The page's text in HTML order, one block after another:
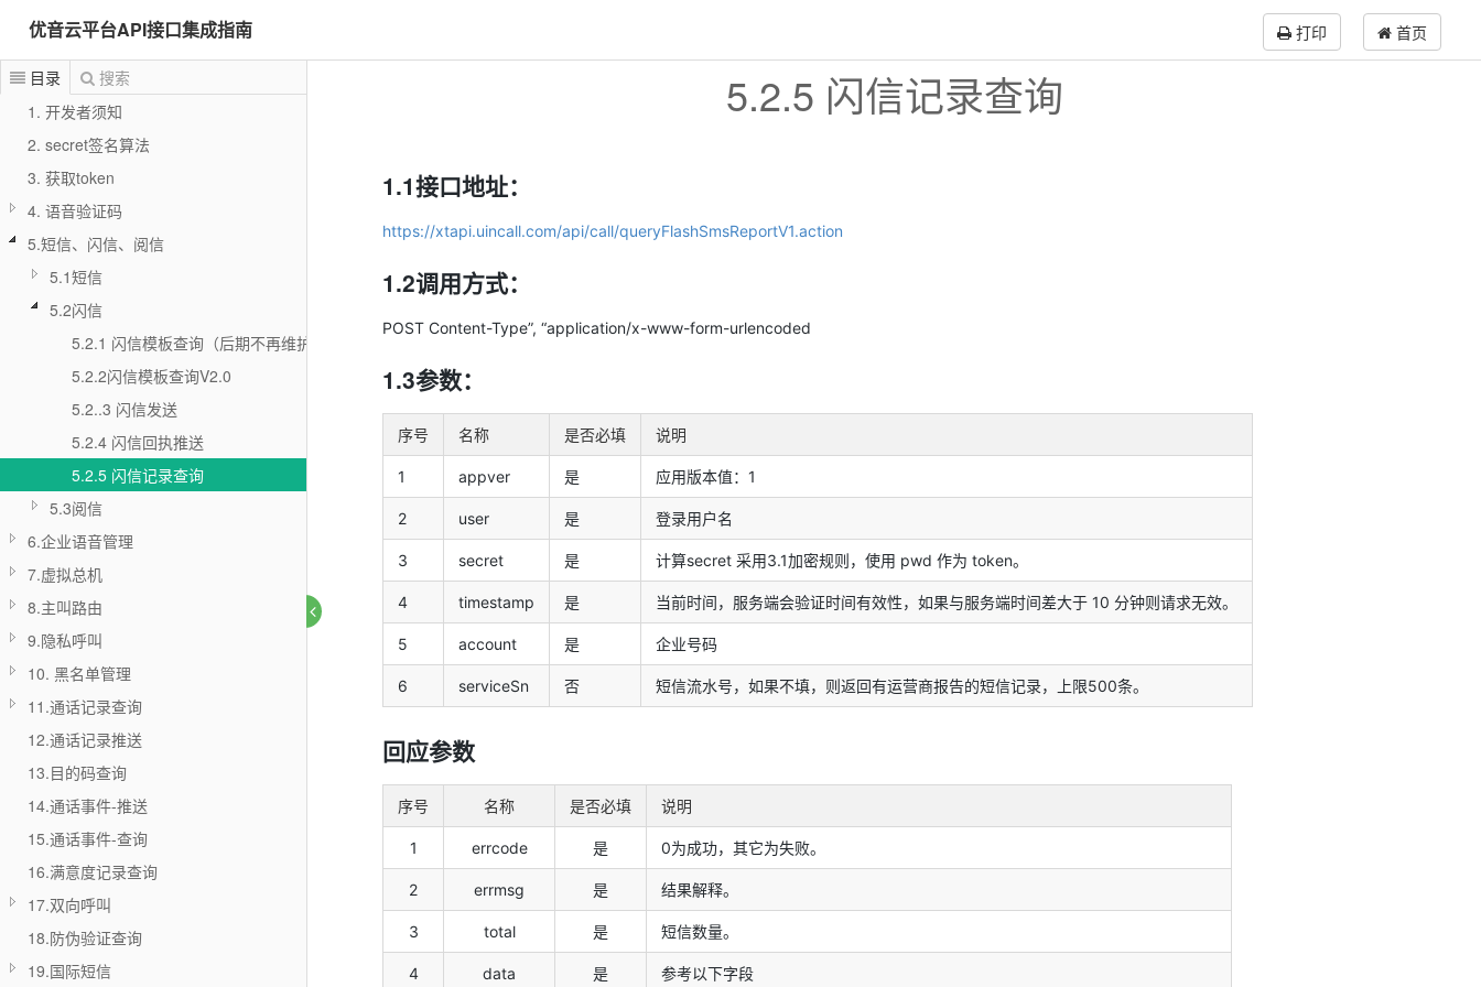
优音云平台API接口集成指南 打印 首页
目录
搜索
1. 开发者须知
2. secret签名算法
3. 获取token
4. 语音验证码
5.短信、闪信、阅信
5.1短信
5.2闪信
5.2.1 闪信模板查询（后期不再维护）
5.2.2闪信模板查询V2.0
5.2..3 闪信发送
5.2.4 闪信回执推送
5.2.5 闪信记录查询
5.3阅信
6.企业语音管理
7.虚拟总机
8.主叫路由
9.隐私呼叫
10. 黑名单管理
11.通话记录查询
12.通话记录推送
13.目的码查询
14.通话事件-推送
15.通话事件-查询
16.满意度记录查询
17.双向呼叫
18.防伪验证查询
19.国际短信
5.2.5 闪信记录查询
1.1接口地址：
https://xtapi.uincall.com/api/call/queryFlashSmsReportV1.action
1.2调用方式：
POST Content-Type”, “application/x-www-form-urlencoded
1.3参数：
序号 名称 是否必填 说明
1 appver 是 应用版本值：1
2 user 是 登录用户名
3 secret 是 计算secret 采用3.1加密规则，使用 pwd 作为 token。
4 timestamp 是 当前时间，服务端会验证时间有效性，如果与服务端时间差大于 10 分钟则请求无效。
5 account 是 企业号码
6 serviceSn 否 短信流水号，如果不填，则返回有运营商报告的短信记录，上限500条。
回应参数
序号 名称 是否必填 说明
1 errcode 是 0为成功，其它为失败。
2 errmsg 是 结果解释。
3 total 是 短信数量。
4 data 是 参考以下字段